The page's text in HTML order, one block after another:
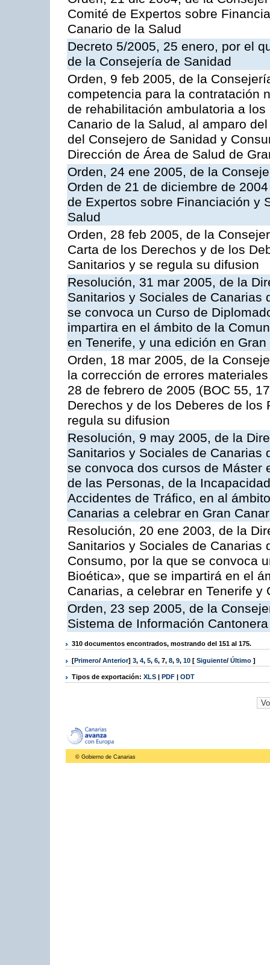
Comité de Expertos sobre
Canario de la Salud
Decreto 5/2005, 25 enero, por el
de la Consejería de Sanidad
Orden, 9 feb 2005, de la
competencia para la contratación
de rehabilitación ambulatoria a
Canario de la Salud, al amparo
del Consejero de Sanidad y
Dirección de Área de Salud de
Orden, 24 ene 2005, de la
Orden de 21 de diciembre de
de Expertos sobre Financiación y
Salud
Orden, 28 feb 2005, de la
Carta de los Derechos y de los
Sanitarios y se regula su difusion
Resolución, 31 mar 2005, de la
Sanitarios y Sociales de Canarias
se convoca un Curso de
impartira en el ámbito de la
en Tenerife, y una edición en
Orden, 18 mar 2005, de la
la corrección de errores
28 de febrero de 2005 (BOC 55,
Derechos y de los Deberes de
regula su difusion
Resolución, 9 may 2005, de la
Sanitarios y Sociales de Canarias
se convoca dos cursos de Máster
de las Personas, de la
Accidentes de Tráfico, en al
Canarias a celebrar en Gran
Resolución, 20 ene 2003, de la
Sanitarios y Sociales de Canarias
Consumo, por la que se convoca
Bioética», que se impartirá en el
Canarias, a celebrar en Tenerife y
Orden, 23 sep 2005, de la
Sistema de Información Cantonera
310 documentos encontrados, mostrando del 151 al 175.
[Primero/ Anterior] 3, 4, 5, 6, 7, 8, 9, 10 [ Siguiente/ Último ]
Tipos de exportación: XLS | PDF | ODT
© Gobierno de Canarias